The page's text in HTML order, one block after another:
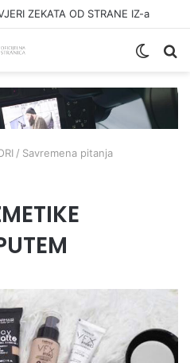
ZEKATA OD STRANE IZ-a
Switch
/ Savremena pitanja